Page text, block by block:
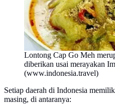
Lontong Cap Go Meh
diberikan usai merayakan
(www.indonesia.travel)
Setiap daerah di Indonesia
masing, di antaranya: